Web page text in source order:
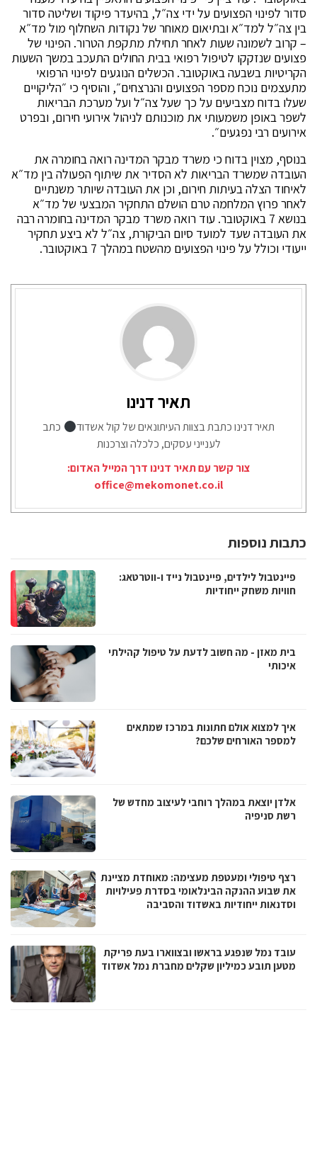
סדור לפינוי הפצועים על ידי צה״ל, בהיעדר פיקוד ושליטה סדור
בין צה״ל למד״א ובתיאום מאוחר של נקודות השחלוף מול מד״א
– קרוב לשמונה שעות לאחר תחילת מתקפת הטרור. הפינוי של
פצועים שנזקקו לטיפול רפואי בבית החולים התעכב במשך השעות
הקריטיות בשבעה באוקטובר. הכשלים הנוגעים לפינוי הרפואי
מתעצמים נוכח מספר הפצועים והנרצחים״, והוסיף כי ״הליקויים
שעלו בדוח מצביעים על כך שעל צה״ל ועל מערכת הבריאות
לשפר באופן משמעותי את מוכנותם לניהול אירועי חירום, ובפרט
אירועים רבי נפגעים״.
בנוסף, מצוין בדוח כי משרד מבקר המדינה רואה בחומרה את
העובדה שמשרד הבריאות לא הסדיר את שיתוף הפעולה בין מד״א
לאיחוד הצלה בעיתות חירום, וכן את העובדה שיותר משנתיים
לאחר פרוץ המלחמה טרם הושלם התחקיר המבצעי של מד״א
בנושא 7 באוקטובר. עוד רואה משרד מבקר המדינה בחומרה רבה
את העובדה שעד למועד סיום הביקורת, צה״ל לא ביצע תחקיר
ייעודי וכולל על פינוי הפצועים מהשטח במהלך 7 באוקטובר.
תאיר דנינו
תאיר דנינו כתבת בצוות העיתונאים של קול אשדוד
כתב
לענייני עסקים, כלכלה וצרכנות
צור קשר עם תאיר דנינו דרך המייל האדום:
office@mekomonet.co.il
כתבות נוספות
פיינטבול לילדים, פיינטבול נייד ו-ווטרטאג:
חוויות משחק ייחודיות
בית מאזן - מה חשוב לדעת על טיפול קהילתי
איכותי
איך למצוא אולם חתונות במרכז שמתאים
למספר האורחים שלכם?
אלדן יוצאת במהלך רוחבי לעיצוב מחדש של
רשת סניפיה
רצף טיפולי ומעטפת מעצימה: מאוחדת מציינת
את שבוע ההנקה הבינלאומי בסדרת פעילויות
וסדנאות ייחודיות באשדוד והסביבה
עובד נמל שנפגע בראשו ובצווארו בעת פריקת
מטען תובע כמיליון שקלים מחברת נמל אשדוד